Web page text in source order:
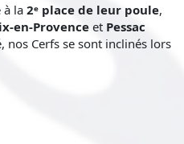
à la 2ᵉ place de leur poule,
en-Provenceet Pessac
Cerfs se sont inclinés lors